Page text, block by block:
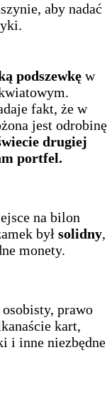
aby nadać
podszewkęw
fakt, że w
jest odrobinę
drugiej
portfel.
na bilon
był solidny,
monety.
prawo
kart,
i inne niezbędne